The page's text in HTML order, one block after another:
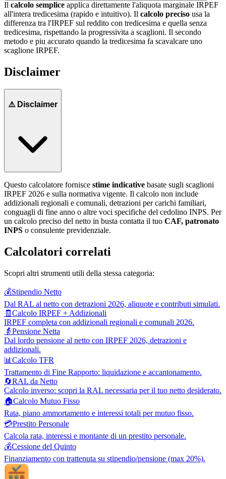
Il calcolo semplice applica direttamente l'aliquota marginale IRPEF
all'intera tredicesima (rapido e intuitivo). Il calcolo preciso usa la
differenza tra l'IRPEF sul reddito con tredicesima e quella senza
tredicesima, rispettando la progressivita a scaglioni. Il secondo
metodo e piu accurato quando la tredicesima fa scavalcare uno
scaglione IRPEF.
Disclaimer
⚠️ Disclaimer
Questo calcolatore fornisce stime indicative basate sugli scaglioni
IRPEF 2026 e sulla normativa vigente. Il calcolo non include
addizionali regionali e comunali, detrazioni per carichi familiari,
conguagli di fine anno o altre voci specifiche del cedolino INPS. Per
un calcolo preciso del netto in busta contatta il tuo CAF, patronato
INPS o consulente previdenziale.
Calcolatori correlati
Scopri altri strumenti utili della stessa categoria:
💰Stipendio Netto
Dal RAL al netto con detrazioni 2026, aliquote e contributi simulati.
🧾 Calcolo IRPEF + Addizionali
IRPEF completa con addizionali regionali e comunali 2026.
👵Pensione Netta
Dal lordo pensione al netto con IRPEF 2026, detrazioni e
addizionali.
📊 Calcolo TFR
Trattamento di Fine Rapporto: liquidazione e accantonamento.
🔄RAL da Netto
Calcolo inverso: scopri la RAL necessaria per il tuo netto desiderato.
🏠Calcolo Mutuo Fisso
Rata, piano ammortamento e interessi totali per mutuo fisso.
💳Prestito Personale
Calcola rata, interessi e montante di un prestito personale.
💰Cessione del Quinto
Finanziamento con trattenuta su stipendio/pensione (max 20%).